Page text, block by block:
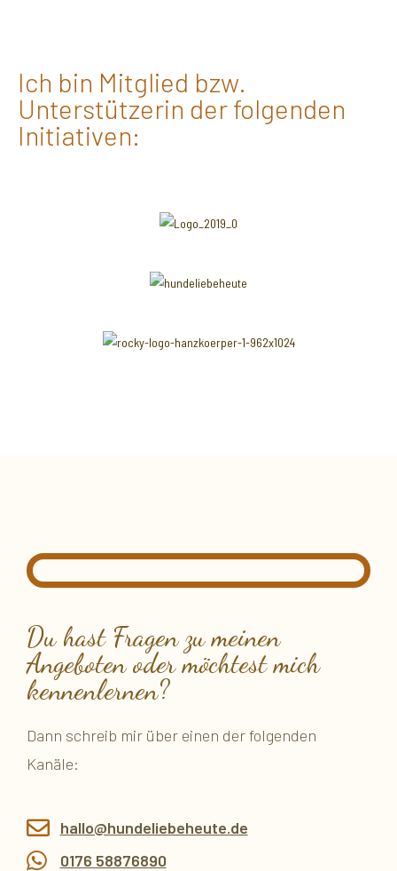
Ich bin Mitglied bzw.
Unterstützerin der folgenden
Initiativen:
Du hast Fragen zu meinen
Angeboten oder möchtest mich
kennenlernen?
Dann schreib mir über einen der folgenden
Kanäle:
hallo@hundeliebeheute.de
0176 58876890